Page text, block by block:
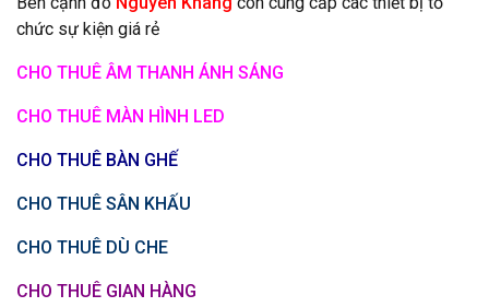
chức sự kiện giá rẻ
CHO THUÊ ÂM THANH ÁNH SÁNG
CHO THUÊ MÀN HÌNH LED
CHO THUÊ BÀN GHẾ
CHO THUÊ SÂN KHẤU
CHO THUÊ DÙ CHE
CHO THUÊ GIAN HÀNG